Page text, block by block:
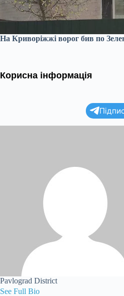
На Криворіжжі ворог бив по
Корисна інформація
Pavlograd District
See Full Bio